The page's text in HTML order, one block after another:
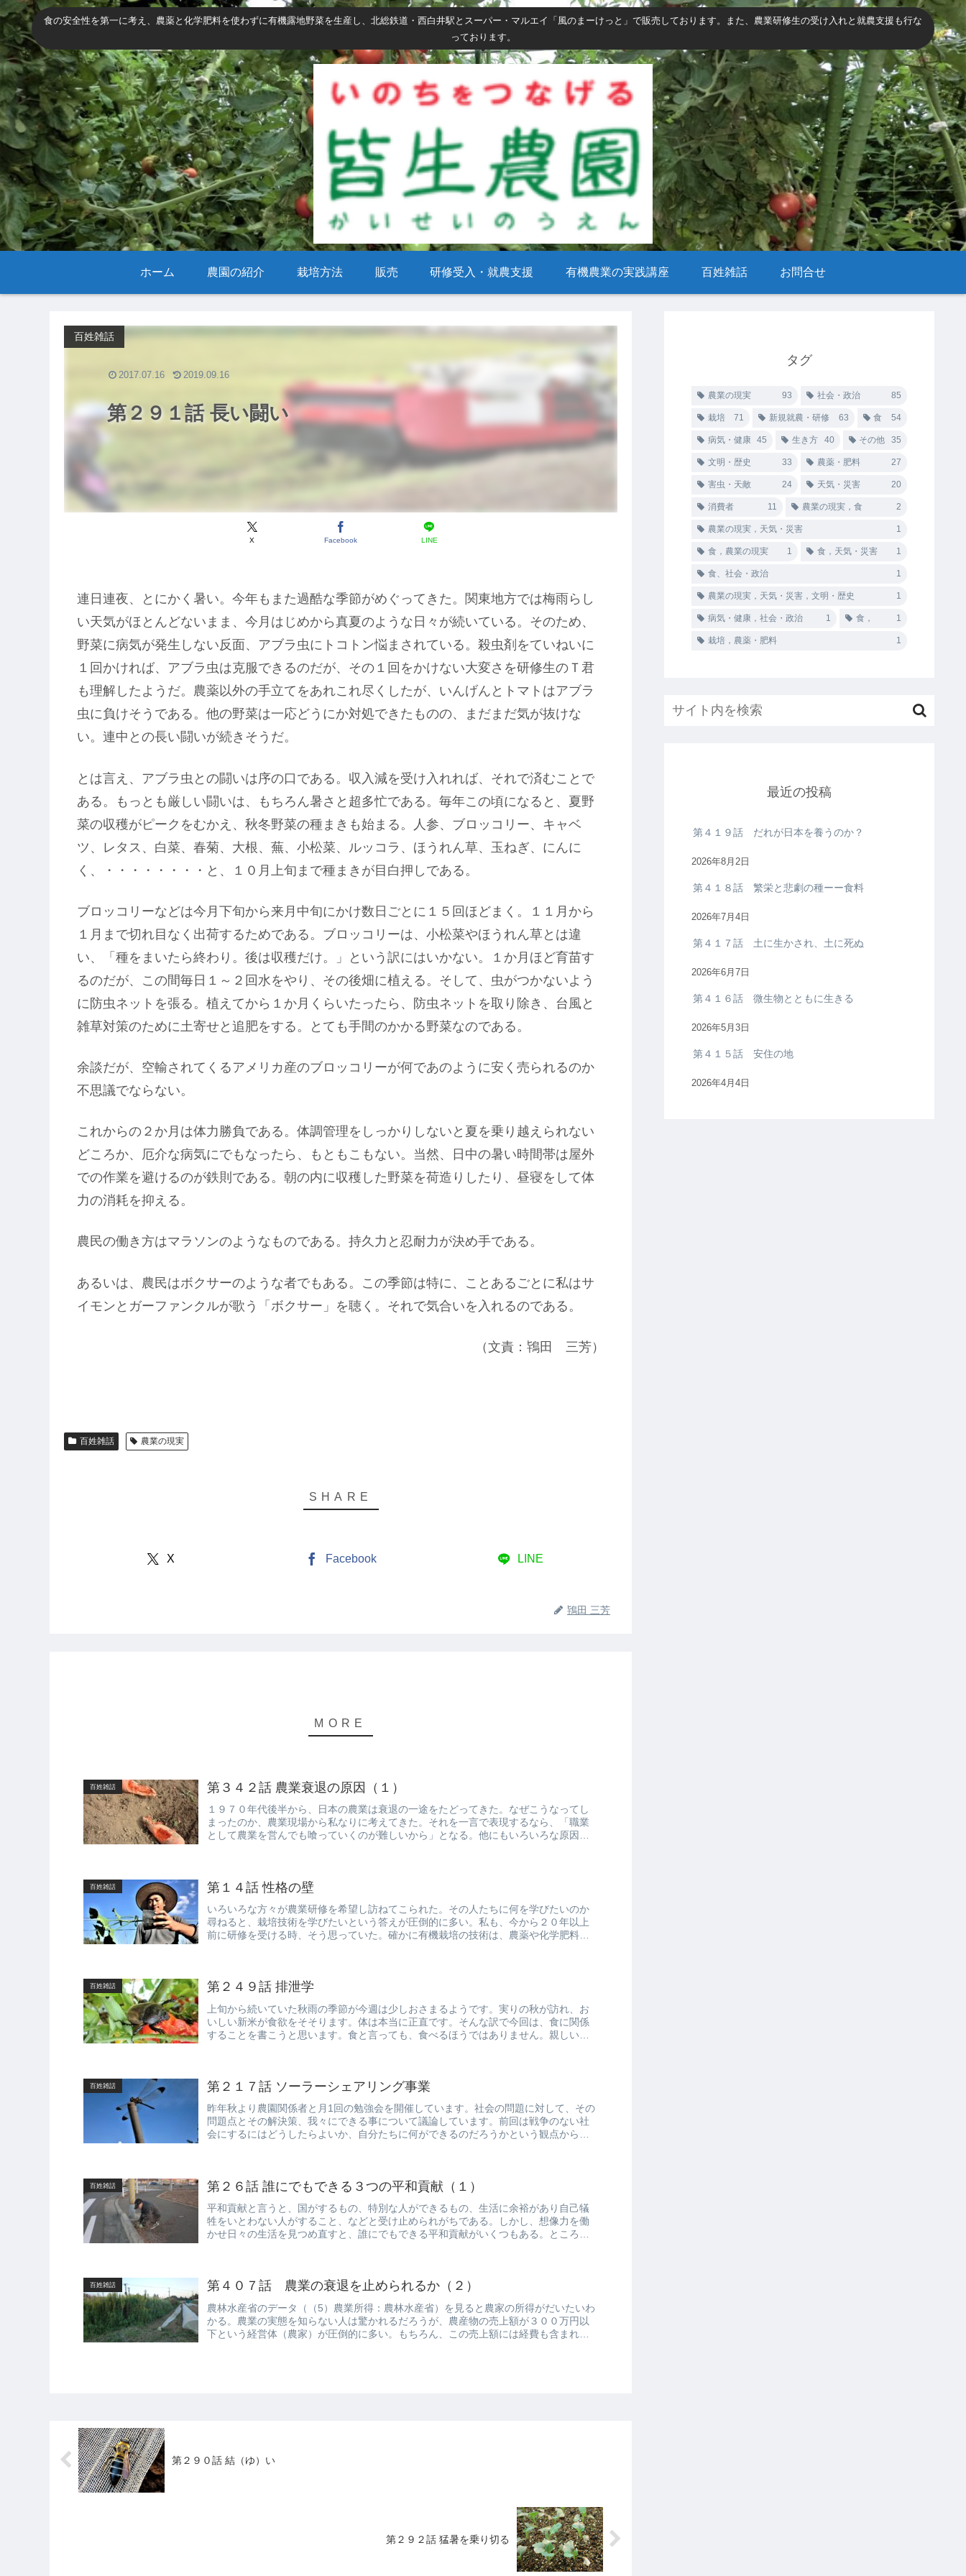
食の安全性を第一に考え、農薬と化学肥料を使わずに有機露地野菜を生産し、北総鉄道・西白井駅とスーパー・マルエイ「風のまーけっと」で販売しております。また、農業研修生の受け入れと就農支援も行な
っております。
ホーム 農園の紹介 栽培方法 販売 研修受入・就農支援 有機農業の実践講座 百姓雑話 お問合せ
第２９１話 長い闘い
百姓雑話
X Facebook LINE
2017.07.16 2019.09.16
連日連夜、とにかく暑い。今年もまた過酷な季節がめぐってきた。関東地方では梅雨らし
い天気がほとんどないまま、今月はじめから真夏のような日々が続いている。そのため、
野菜に病気が発生しない反面、アブラ虫にトコトン悩まされている。殺虫剤をていねいに
１回かければ、アブラ虫は克服できるのだが、その１回をかけない大変さを研修生のＴ君
も理解したようだ。農薬以外の手立てをあれこれ尽くしたが、いんげんとトマトはアブラ
虫に負けそうである。他の野菜は一応どうにか対処できたものの、まだまだ気が抜けな
い。連中との長い闘いが続きそうだ。
とは言え、アブラ虫との闘いは序の口である。収入減を受け入れれば、それで済むことで
ある。もっとも厳しい闘いは、もちろん暑さと超多忙である。毎年この頃になると、夏野
菜の収穫がピークをむかえ、秋冬野菜の種まきも始まる。人参、ブロッコリー、キャベ
ツ、レタス、白菜、春菊、大根、蕪、小松菜、ルッコラ、ほうれん草、玉ねぎ、にんに
く、・・・・・・・・と、１０月上旬まで種まきが目白押しである。
ブロッコリーなどは今月下旬から来月中旬にかけ数日ごとに１５回ほどまく。１１月から
１月まで切れ目なく出荷するためである。ブロッコリーは、小松菜やほうれん草とは違
い、「種をまいたら終わり。後は収穫だけ。」という訳にはいかない。１か月ほど育苗す
るのだが、この間毎日１～２回水をやり、その後畑に植える。そして、虫がつかないよう
に防虫ネットを張る。植えてから１か月くらいたったら、防虫ネットを取り除き、台風と
雑草対策のために土寄せと追肥をする。とても手間のかかる野菜なのである。
余談だが、空輸されてくるアメリカ産のブロッコリーが何であのように安く売られるのか
不思議でならない。
これからの２か月は体力勝負である。体調管理をしっかりしないと夏を乗り越えられない
どころか、厄介な病気にでもなったら、もともこもない。当然、日中の暑い時間帯は屋外
での作業を避けるのが鉄則である。朝の内に収穫した野菜を荷造りしたり、昼寝をして体
力の消耗を抑える。
農民の働き方はマラソンのようなものである。持久力と忍耐力が決め手である。
あるいは、農民はボクサーのような者でもある。この季節は特に、ことあるごとに私はサ
イモンとガーファンクルが歌う「ボクサー」を聴く。それで気合いを入れるのである。
（文責：鴇田 三芳）
百姓雑話 農業の現実
X Facebook LINE
鴇田 三芳
百姓雑話 第３４２話 農業衰退の原因（１）
１９７０年代後半から、日本の農業は衰退の一途をたどってきた。なぜこうなってし
まったのか、農業現場から私なりに考えてきた。それを一言で表現するなら、「職業
として農業を営んでも喰っていくのが難しいから」となる。他にもいろいろな原因は
百姓雑話 第１４話 性格の壁
いろいろな方々が農業研修を希望し訪ねてこられた。その人たちに何を学びたいのか
尋ねると、栽培技術を学びたいという答えが圧倒的に多い。私も、今から２０年以上
前に研修を受ける時、そう思っていた。確かに有機栽培の技術は、農薬や化学肥料を
百姓雑話 第２４９話 排泄学
上旬から続いていた秋雨の季節が今週は少しおさまるようです。実りの秋が訪れ、お
いしい新米が食欲をそそります。体は本当に正直です。そんな訳で今回は、食に関係
することを書こうと思います。食と言っても、食べるほうではありません。親しい人
百姓雑話 第２１７話 ソーラーシェアリング事業
昨年秋より農園関係者と月1回の勉強会を開催しています。社会の問題に対して、その
問題点とその解決策、我々にできる事について議論しています。前回は戦争のない社
会にするにはどうしたらよいか、自分たちに何ができるのだろうかという観点から議
百姓雑話 第２６話 誰にでもできる３つの平和貢献（１）
平和貢献と言うと、国がするもの、特別な人ができるもの、生活に余裕があり自己犠
牲をいとわない人がすること、などと受け止められがちである。しかし、想像力を働
かせ日々の生活を見つめ直すと、誰にでもできる平和貢献がいくつもある。ところ
百姓雑話 第４０７話 農業の衰退を止められるか（２）
農林水産省のデータ（（5）農業所得：農林水産省）を見ると農家の所得がだいたいわ
かる。農業の実態を知らない人は驚かれるだろうが、農産物の売上額が３００万円以
下という経営体（農家）が圧倒的に多い。もちろん、この売上額には経費も含まれる
第２９０話 結（ゆ）い
第２９２話 猛暑を乗り切る
タグ
農業の現実 93 社会・政治 85
栽培 71 新規就農・研修 63 食 54
病気・健康 45 生き方 40 その他 35
文明・歴史 33 農薬・肥料 27
害虫・天敵 24 天気・災害 20
消費者 11 農業の現実，食 2
農業の現実，天気・災害 1
食，農業の現実 1 食，天気・災害 1
食、社会・政治 1
農業の現実，天気・災害，文明・歴史 1
病気・健康，社会・政治 1 食， 1
栽培，農薬・肥料 1
最近の投稿
第４１９話 だれが日本を養うのか？
2026年8月2日
第４１８話 繁栄と悲劇の種ーー食料
2026年7月4日
第４１７話 土に生かされ、土に死ぬ
2026年6月7日
第４１６話 微生物とともに生きる
2026年5月3日
第４１５話 安住の地
2026年4月4日